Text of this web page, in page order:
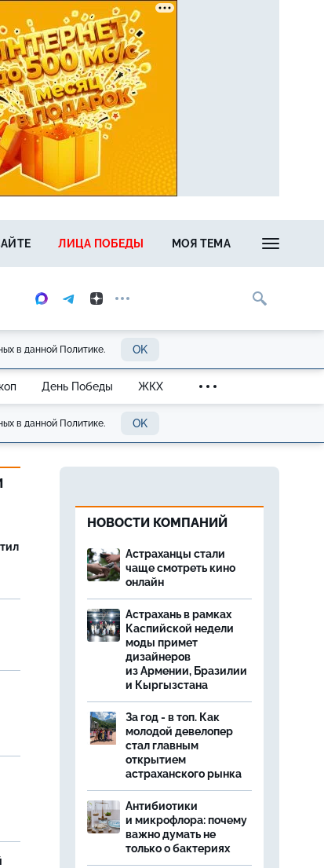
ЛИЦА ПОБЕДЫ МОЯ ТЕМА
в данной Политике. OK
День Победы ЖКХ
в данной Политике. OK
НОВОСТИ КОМПАНИЙ
Астраханцы стали
чаще смотреть кино
онлайн
Астрахань в рамках
Каспийской недели
моды примет
дизайнеров
из Армении, Бразилии
и Кыргызстана
За год - в топ. Как
молодой девелопер
стал главным
открытием
астраханского рынка
Антибиотики
и микрофлора: почему
важно думать не
только о бактериях